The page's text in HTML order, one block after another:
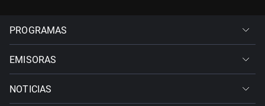
PROGRAMAS
EMISORAS
NOTICIAS